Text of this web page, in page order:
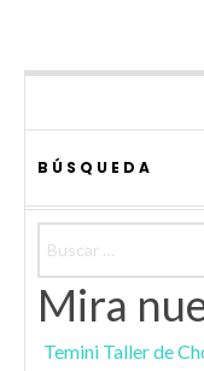
BÚSQUEDA
Mira
Temini Taller de